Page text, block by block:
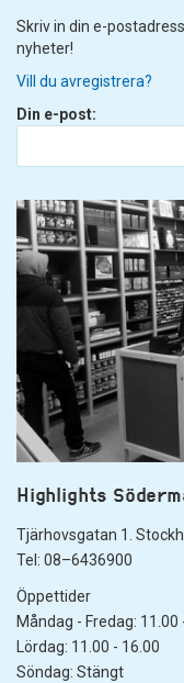
Skriv in din e-
nyheter!
Vill du avregistrera?
Din e-post:
Highlights
Tjärhovsgatan 1.
Tel: 08–6436900
Öppettider
Måndag - Fredag: 11.00
Lördag: 11.00 - 16.00
Söndag: Stängt